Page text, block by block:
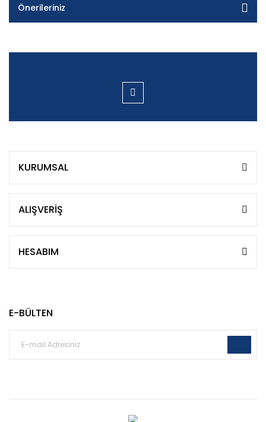
Önerileriniz
KURUMSAL
ALIŞVERİŞ
HESABIM
E-BÜLTEN